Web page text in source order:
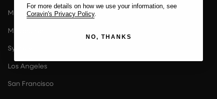
Milano
Melbourne
Sydney
Los Angeles
San Francisco
For more details on how we use your information, see
Coravin's Privacy Policy.
NO, THANKS